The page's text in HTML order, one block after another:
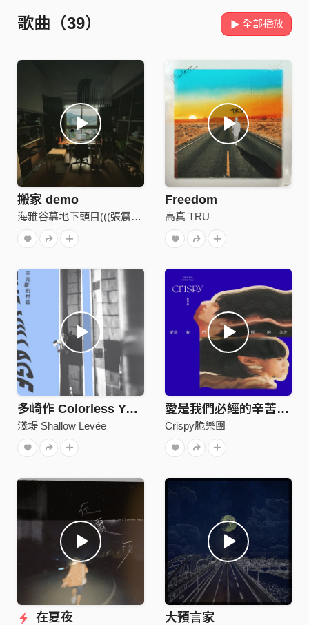
歌曲（39） 全部播放
搬家 demo
海雅谷慕地下頭目(((張震嶽)))
Freedom
高真 TRU
多崎作 Colorless Youth（2020）
淺堤 Shallow Levée
愛是我們必經的辛苦 (not home version)
Crispy脆樂團
在夏夜 大預言家